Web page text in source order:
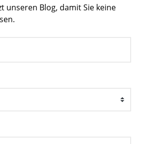
unseren Blog, damit Sie keine